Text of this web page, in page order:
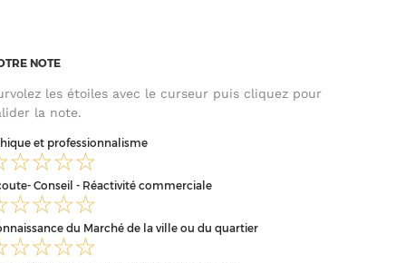
NOTE
les étoiles avec le curseur puis cliquez pour
la note.
et professionnalisme
Conseil - Réactivité commerciale
du Marché de la ville ou du quartier